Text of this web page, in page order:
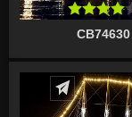
CB74630
Écrire un